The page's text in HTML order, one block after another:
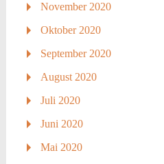
November 2020
Oktober 2020
September 2020
August 2020
Juli 2020
Juni 2020
Mai 2020